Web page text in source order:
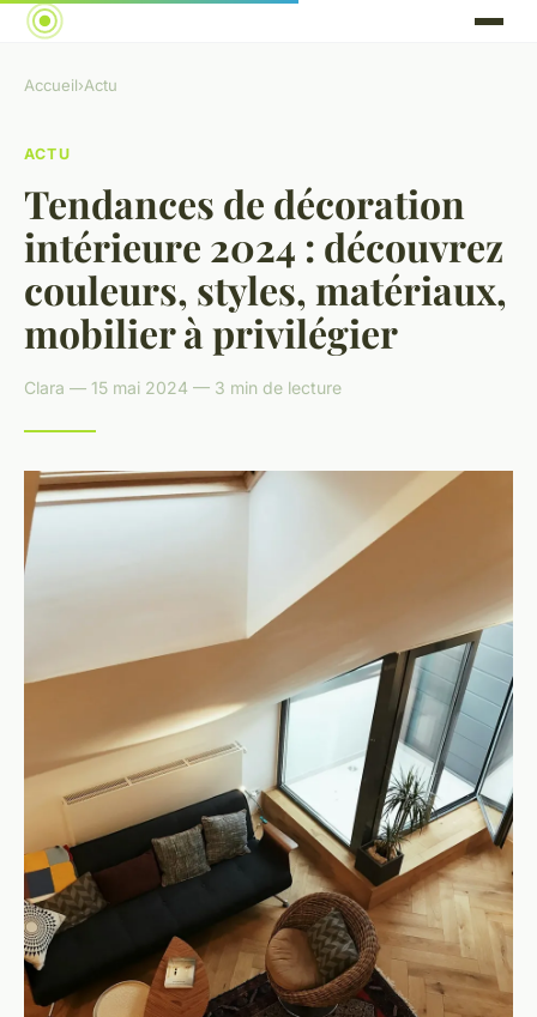
Accueil›Actu
ACTU
Tendances de décoration
intérieure 2024 : découvrez
couleurs, styles, matériaux,
mobilier à privilégier
Clara — 15 mai 2024 — 3 min de lecture